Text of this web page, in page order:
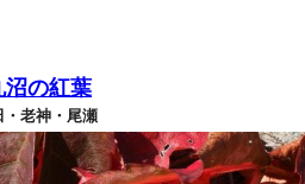
沼の紅葉
・老神・尾瀬